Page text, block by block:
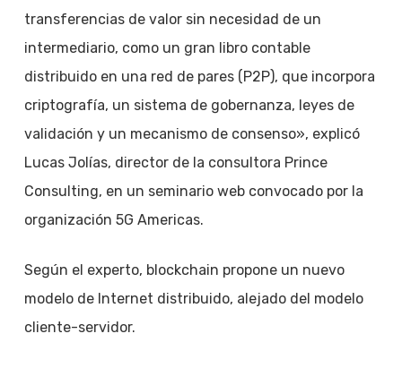
transferencias de valor sin necesidad de un
intermediario, como un gran libro contable
distribuido en una red de pares (P2P), que incorpora
criptografía, un sistema de gobernanza, leyes de
validación y un mecanismo de consenso», explicó
Lucas Jolías, director de la consultora Prince
Consulting, en un seminario web convocado por la
organización 5G Americas.
Según el experto, blockchain propone un nuevo
modelo de Internet distribuido, alejado del modelo
cliente-servidor.